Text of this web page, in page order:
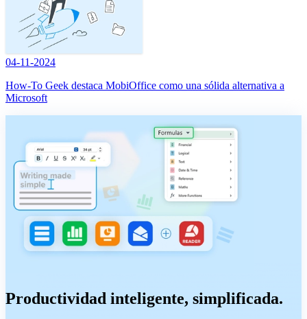
04-11-2024
How-To Geek destaca MobiOffice como una sólida alternativa a
Microsoft
Productividad inteligente, simplificada.